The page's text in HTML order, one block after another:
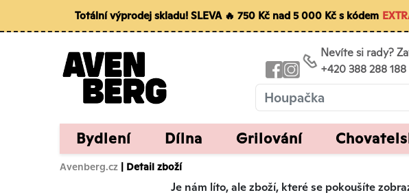
Totální výprodej skladu! SLEVA 🔥 750 Kč nad 5 000 Kč s kódem
Nevíte si rady?
+420 388 288 188
Bydlení Dílna Grilování
Avenberg.cz | Detail zboží
Je nám líto, ale zboží, které se pokoušíte